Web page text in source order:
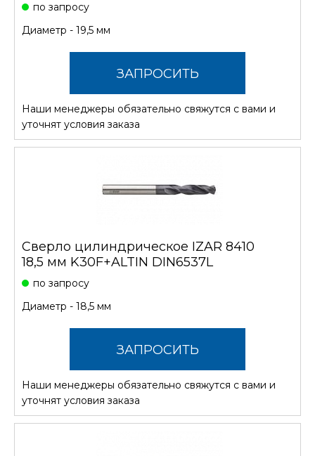
по запросу
Диаметр - 19,5 мм
ЗАПРОСИТЬ
СТОИМОСТЬ
Наши менеджеры обязательно свяжутся с вами и
уточнят условия заказа
Сверло цилиндрическое IZAR 8410
18,5 мм K30F+ALTIN DIN6537L
по запросу
Диаметр - 18,5 мм
ЗАПРОСИТЬ
СТОИМОСТЬ
Наши менеджеры обязательно свяжутся с вами и
уточнят условия заказа